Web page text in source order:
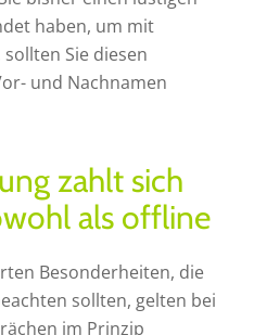
haben, um mit
Sie diesen
und Nachnamen
zahlt sich
als offline
Besonderheiten, die
sollten, gelten bei
im Prinzip